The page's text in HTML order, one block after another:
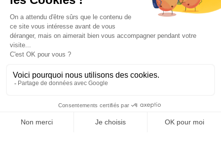
Informations
